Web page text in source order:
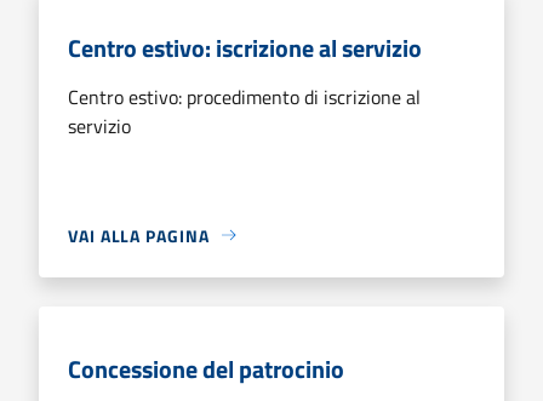
Centro estivo: iscrizione al servizio
Centro estivo: procedimento di iscrizione al
servizio
VAI ALLA PAGINA
Concessione del patrocinio